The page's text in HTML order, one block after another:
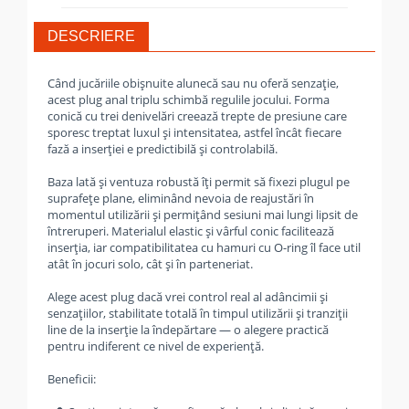
DESCRIERE
Când jucăriile obișnuite alunecă sau nu oferă senzație,
acest plug anal triplu schimbă regulile jocului. Forma
conică cu trei denivelări creează trepte de presiune care
sporesc treptat luxul și intensitatea, astfel încât fiecare
fază a inserției e predictibilă și controlabilă.
Baza lată și ventuza robustă îți permit să fixezi plugul pe
suprafețe plane, eliminând nevoia de reajustări în
momentul utilizării și permițând sesiuni mai lungi lipsit de
întreruperi. Materialul elastic și vârful conic facilitează
inserția, iar compatibilitatea cu hamuri cu O-ring îl face util
atât în jocuri solo, cât și în parteneriat.
Alege acest plug dacă vrei control real al adâncimii și
senzațiilor, stabilitate totală în timpul utilizării și tranziții
line de la inserție la îndepărtare — o alegere practică
pentru indiferent ce nivel de experiență.
Beneficii: